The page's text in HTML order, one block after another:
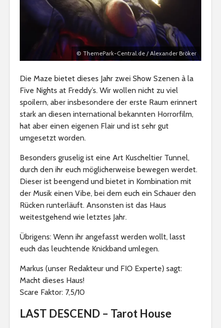
© ThemePark-Central.de / Alexander Bröker
Die Maze bietet dieses Jahr zwei Show Szenen à la
Five Nights at Freddy’s. Wir wollen nicht zu viel
spoilern, aber insbesondere der erste Raum erinnert
stark an diesen international bekannten Horrorfilm,
hat aber einen eigenen Flair und ist sehr gut
umgesetzt worden.
Besonders gruselig ist eine Art Kuscheltier Tunnel,
durch den ihr euch möglicherweise bewegen werdet.
Dieser ist beengend und bietet in Kombination mit
der Musik einen Vibe, bei dem euch ein Schauer den
Rücken runterläuft. Ansonsten ist das Haus
weitestgehend wie letztes Jahr.
Übrigens: Wenn ihr angefasst werden wollt, lasst
euch das leuchtende Knickband umlegen.
Markus (unser Redakteur und FIO Experte) sagt:
Macht dieses Haus!
Scare Faktor: 7,5/10
LAST DESCEND – Tarot House